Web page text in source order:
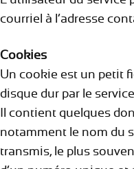
courriel à l’adresse
Cookies
Un cookie est un petit
disque dur par le
Il contient quelques
notamment le nom du
transmis, le plus